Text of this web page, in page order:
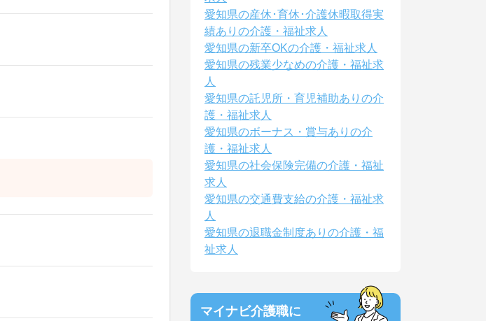
愛知県の産休･育休･介護休暇取得実
績ありの介護・福祉求人
愛知県の新卒OKの介護・福祉求人
愛知県の残業少なめの介護・福祉求
人
愛知県の託児所・育児補助ありの介
護・福祉求人
愛知県のボーナス・賞与ありの介
護・福祉求人
愛知県の社会保険完備の介護・福祉
求人
愛知県の交通費支給の介護・福祉求
人
愛知県の退職金制度ありの介護・福
祉求人
マイナビ介護職に